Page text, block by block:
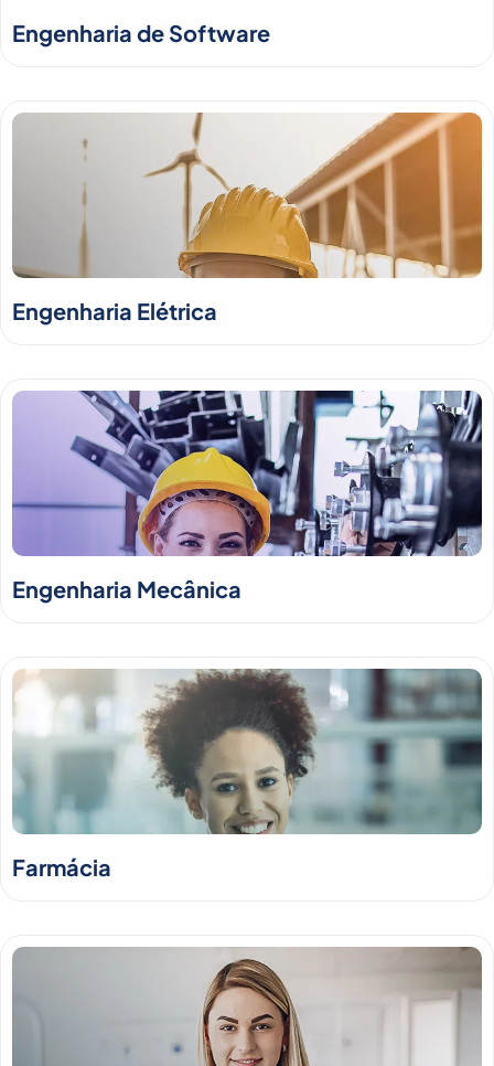
Engenharia de Software
Engenharia Elétrica
Engenharia Mecânica
Farmácia